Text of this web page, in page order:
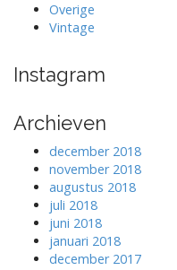
Overige
Vintage
Instagram
Archieven
december 2018
november 2018
augustus 2018
juli 2018
juni 2018
januari 2018
december 2017